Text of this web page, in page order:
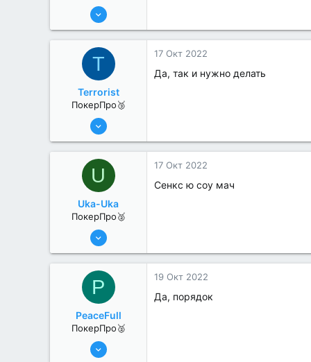
25 Июл 2022
0
T
Terrorist
ПокерПро🥉
25 Июл 2022
0
17 Окт 2022
Да, так и нужно делать
U
Uka-Uka
ПокерПро🥈
25 Июл 2022
1
17 Окт 2022
Сенкс ю соу мач
P
PeaceFull
ПокерПро🥈
8 Июн 2022
19 Окт 2022
Да, порядок